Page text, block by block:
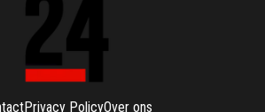
Privacy PolicyOver ons